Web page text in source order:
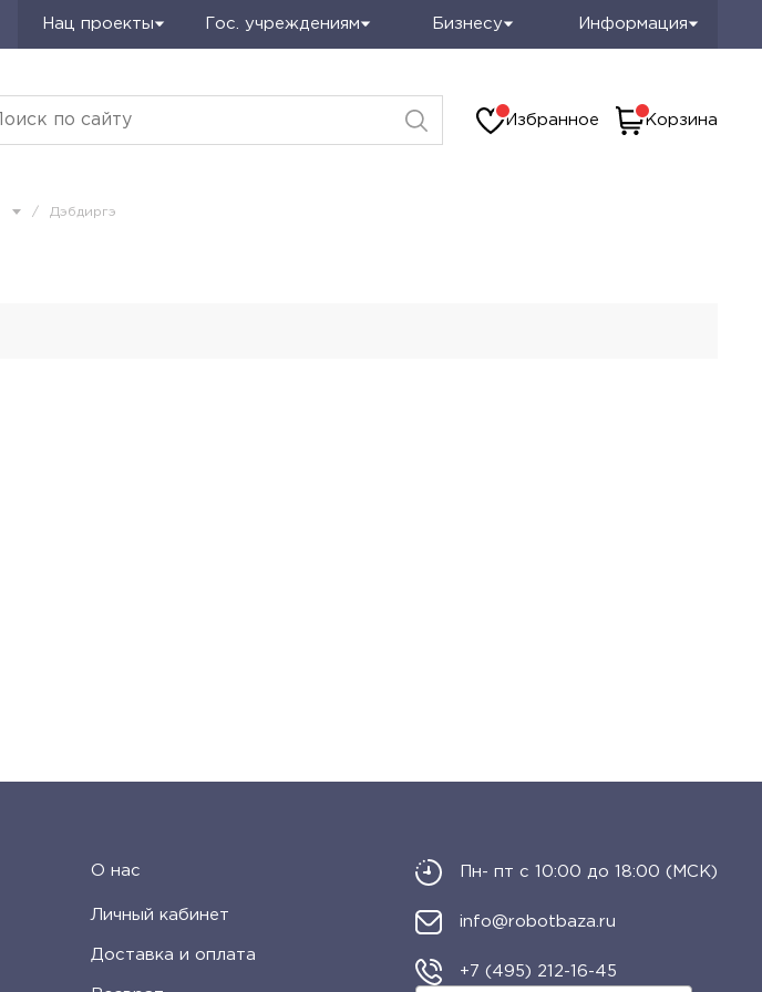
Нац проекты Гос. учреждениям Бизнесу Информация
Избранное Корзина
/ Дэбдиргэ
О нас
Личный кабинет
Доставка и оплата
Пн- пт с 10:00 до 18:00 (МСК)
info@robotbaza.ru
+7 (495) 212-16-45